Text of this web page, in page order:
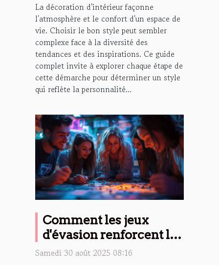
La décoration d'intérieur façonne
l'atmosphère et le confort d'un espace de
vie. Choisir le bon style peut sembler
complexe face à la diversité des
tendances et des inspirations. Ce guide
complet invite à explorer chaque étape de
cette démarche pour déterminer un style
qui reflète la personnalité...
Comment les jeux
d'évasion renforcent les
liens d'équipe ?
Samedi 30 août 2025 08:16